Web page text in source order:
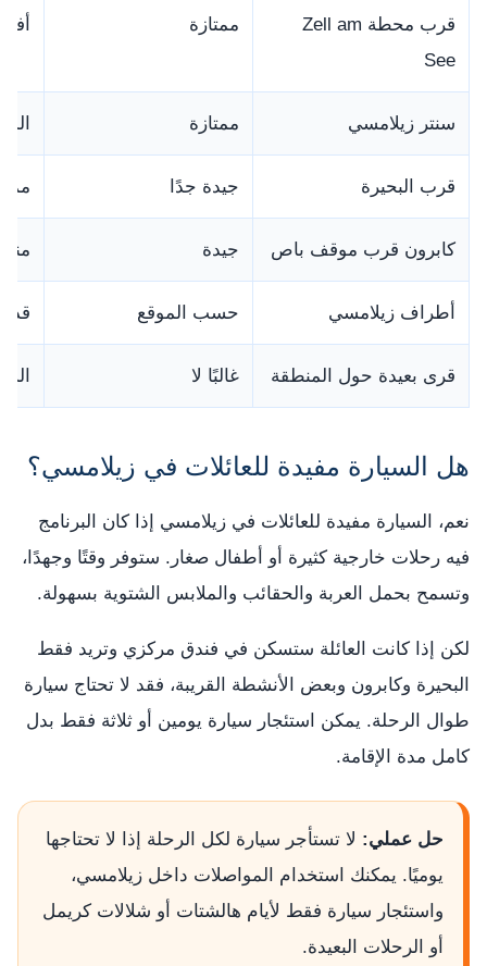
قرب محطة Zell am
See
ممتازة
سنتر زيلامسي ممتازة
قرب البحيرة جيدة جدًا
كابرون قرب موقف باص جيدة
أطراف زيلامسي حسب الموقع قد
قرى بعيدة حول المنطقة غالبًا لا
هل السيارة مفيدة للعائلات في زيلامسي؟
نعم، السيارة مفيدة للعائلات في زيلامسي إذا كان البرنامج
فيه رحلات خارجية كثيرة أو أطفال صغار. ستوفر وقتًا وجهدًا،
وتسمح بحمل العربة والحقائب والملابس الشتوية بسهولة.
لكن إذا كانت العائلة ستسكن في فندق مركزي وتريد فقط
البحيرة وكابرون وبعض الأنشطة القريبة، فقد لا تحتاج سيارة
طوال الرحلة. يمكن استئجار سيارة يومين أو ثلاثة فقط بدل
كامل مدة الإقامة.
حل عملي: لا تستأجر سيارة لكل الرحلة إذا لا تحتاجها
يوميًا. يمكنك استخدام المواصلات داخل زيلامسي،
واستئجار سيارة فقط لأيام هالشتات أو شلالات كريمل
أو الرحلات البعيدة.